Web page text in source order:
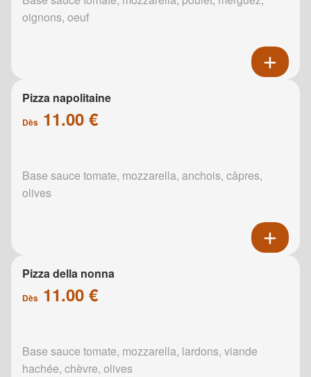
oignons, oeuf
Pizza napolitaine
Dès 11.00 €
Base sauce tomate, mozzarella, anchois, câpres,
olives
Pizza della nonna
Dès 11.00 €
Base sauce tomate, mozzarella, lardons, viande
hachée, chèvre, olives